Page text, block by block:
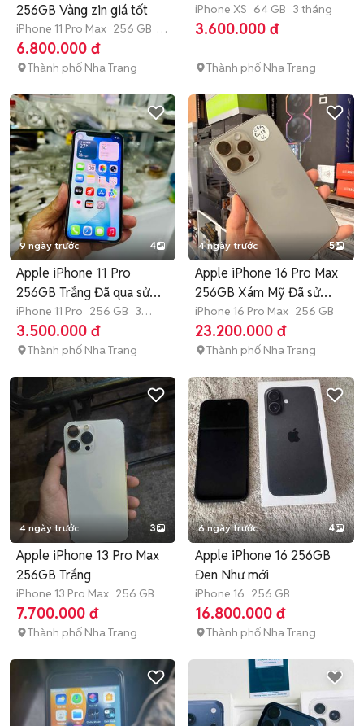
256GB Vàng zin giá tốt
iPhone 11 Pro Max 256 GB
3
tháng
6.800.000 đ
Thành phố Nha Trang
iPhone XS 64 GB 3 tháng
3.600.000 đ
Thành phố Nha Trang
9 ngày trước 4
Apple iPhone 11 Pro
256GB Trắng Đã qua sử
dụng
iPhone 11 Pro 256 GB 3
tháng
3.500.000 đ
Thành phố Nha Trang
4 ngày trước 5
Apple iPhone 16 Pro Max
256GB Xám Mỹ Đã sử
dụng
iPhone 16 Pro Max 256 GB
23.200.000 đ
Thành phố Nha Trang
4 ngày trước 3
Apple iPhone 13 Pro Max
256GB Trắng
iPhone 13 Pro Max 256 GB
7.700.000 đ
Thành phố Nha Trang
6 ngày trước 4
Apple iPhone 16 256GB
Đen Như mới
iPhone 16 256 GB
16.800.000 đ
Thành phố Nha Trang